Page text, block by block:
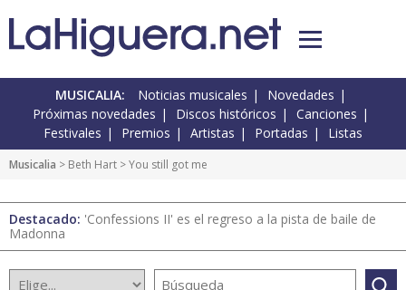
MUSICALIA: Noticias musicales
Novedades
Próximas novedades
Discos históricos
Canciones
Festivales
Premios Artistas Portadas Listas
Musicalia > Beth Hart > You still got me
Destacado: 'Confessions II' es el regreso a la pista de baile de
Madonna